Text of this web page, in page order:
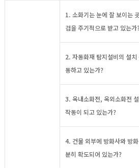
1. 소화기는 눈에 잘 보이는
검을 주기적으로 받고 있는가
2. 자동화재 탐지설비의 설
동하고 있는가?
3. 옥내소화전, 옥외소화전
작동이 되고 있는가?
4. 건물 외부에 방화사와 방
분히 확도되어 있는가?